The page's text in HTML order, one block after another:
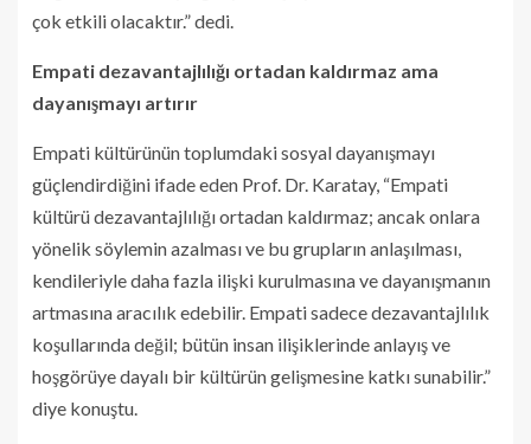
çok etkili olacaktır.” dedi.
Empati dezavantajlılığı ortadan kaldırmaz ama
dayanışmayı artırır
Empati kültürünün toplumdaki sosyal dayanışmayı
güçlendirdiğini ifade eden Prof. Dr. Karatay, “Empati
kültürü dezavantajlılığı ortadan kaldırmaz; ancak onlara
yönelik söylemin azalması ve bu grupların anlaşılması,
kendileriyle daha fazla ilişki kurulmasına ve dayanışmanın
artmasına aracılık edebilir. Empati sadece dezavantajlılık
koşullarında değil; bütün insan ilişiklerinde anlayış ve
hoşgörüye dayalı bir kültürün gelişmesine katkı sunabilir.”
diye konuştu.